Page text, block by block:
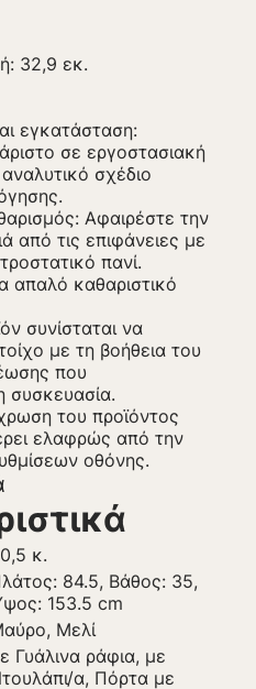
32,9 εκ.
εγκατάσταση:
σε εργοστασιακή
σχέδιο
Αφαιρέστε την
από τις επιφάνειες με
πανί.
απαλό καθαριστικό
συνίσταται να
με τη βοήθεια του
που
συσκευασία.
του προϊόντος
ελαφρώς από την
οθόνης.
κ.
84.5, Βάθος: 35,
153.5 cm
Μελί
Γυάλινα ράφια, με
α, Πόρτα με